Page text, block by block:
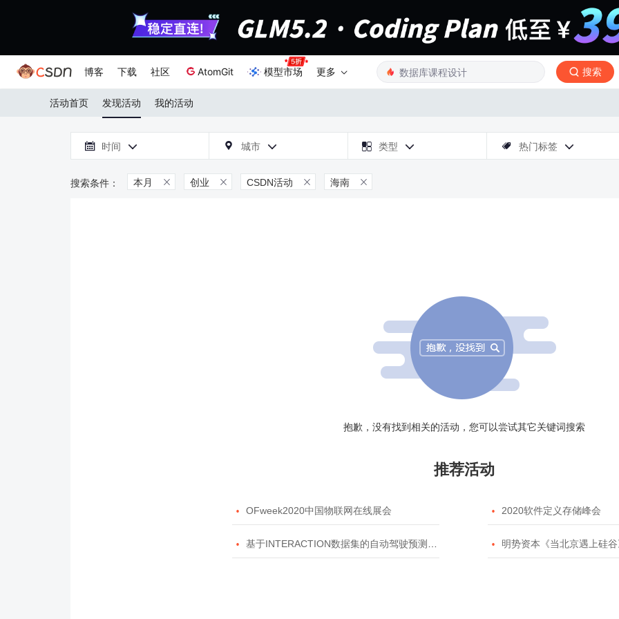
博客 下载 社区 AtomGit 模型市场 更多 搜索
活动首页 发现活动 我的活动
 时间   城市   类型   热门标签 
本月  创业  CSDN活动  海南 
抱歉，没有找到相关的活动，您可以尝试其它关键词搜索
推荐活动
 OFweek2020中国物联网在线展会  2020软件定义存储峰会
 基于INTERACTION数据集的自动驾驶预测模型挑战赛  明势资本《当北京遇上硅谷》系列